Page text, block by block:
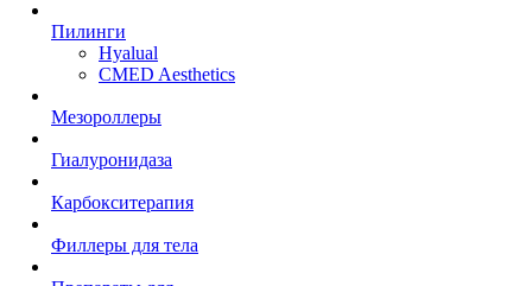
Пилинги
Hyalual
CMED Aesthetics
Мезороллеры
Гиалуронидаза
Карбокситерапия
Филлеры для тела